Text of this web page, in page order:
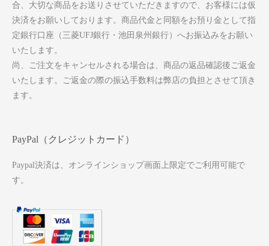
合、大切な商品をお送りさせていただきますので、お客様には仮
決済をお願いしております。商品代金と同額をお預り金として指
定銀行口座（三菱UFJ銀行・池田泉州銀行）へお振込みをお願い
いたします。
尚、ご注文をキャンセルされる場合は、商品の返品確認後ご返金
いたします。ご返金の際の振込手数料は弊店の負担とさせて頂き
ます。
PayPal（クレジットカード）
Paypal決済は、オンラインショップ画面上限定でご利用可能で
す。